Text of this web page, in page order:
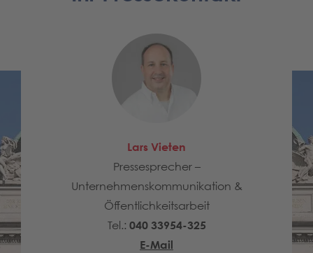
Lars Vieten
Pressesprecher –
Unternehmenskommunikation &
Öffentlichkeitsarbeit
Tel.: 040 33954-325
E-Mail